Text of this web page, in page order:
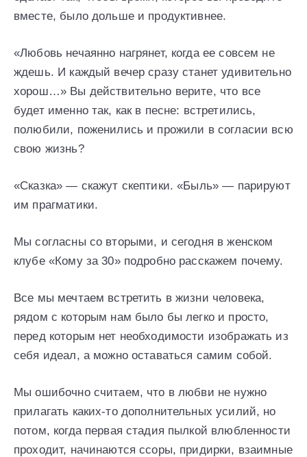
вместе, было дольше и продуктивнее.
«Любовь нечаянно нагрянет, когда ее совсем не
ждешь. И каждый вечер сразу станет удивительно
хорош…» Вы действительно верите, что все
будет именно так, как в песне: встретились,
полюбили, поженились и прожили в согласии всю
свою жизнь?
«Сказка» — скажут скептики. «Быль» — парируют
им прагматики.
Мы согласны со вторыми, и сегодня в женском
клубе «Кому за 30» подробно расскажем почему.
Все мы мечтаем встретить в жизни человека,
рядом с которым нам было бы легко и просто,
перед которым нет необходимости изображать из
себя идеал, а можно оставаться самим собой.
Мы ошибочно считаем, что в любви не нужно
прилагать каких-то дополнительных усилий, но
потом, когда первая стадия пылкой влюбленности
проходит, начинаются ссоры, придирки, взаимные